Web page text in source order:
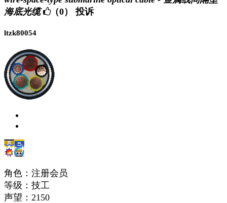
海底光缆
（0） 投诉
ltzk80054
角色：注册会员
等级：技工
声望： 2150